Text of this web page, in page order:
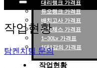
대리랭크 가격표
듀오랭크 가격표
배치고사 가격표
롤토체스 가격표
1~30Lv 가격표
1대1강의 가격표
작업현황
작업현황
탐켄치팀 문의